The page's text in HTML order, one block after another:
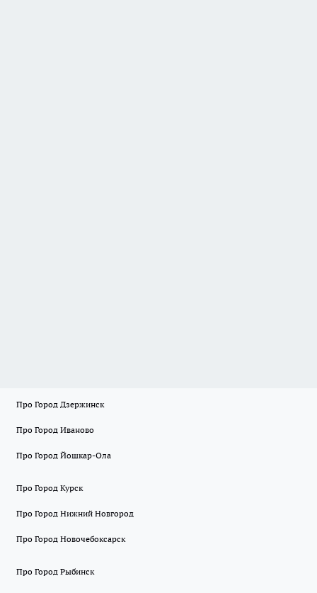
Про Город Дзержинск
Про Город Иваново
Про Город Йошкар-Ола
Про Город Курск
Про Город Нижний Новгород
Про Город Новочебоксарск
Про Город Рыбинск